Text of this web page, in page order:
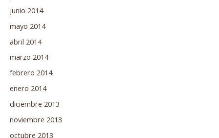
junio 2014
mayo 2014
abril 2014
marzo 2014
febrero 2014
enero 2014
diciembre 2013
noviembre 2013
octubre 2013